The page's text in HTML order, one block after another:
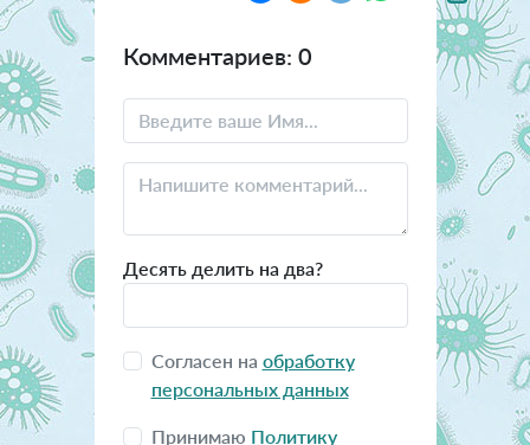
Комментариев: 0
Десять делить на два?
Согласен на обработку
персональных данных
Принимаю Политику